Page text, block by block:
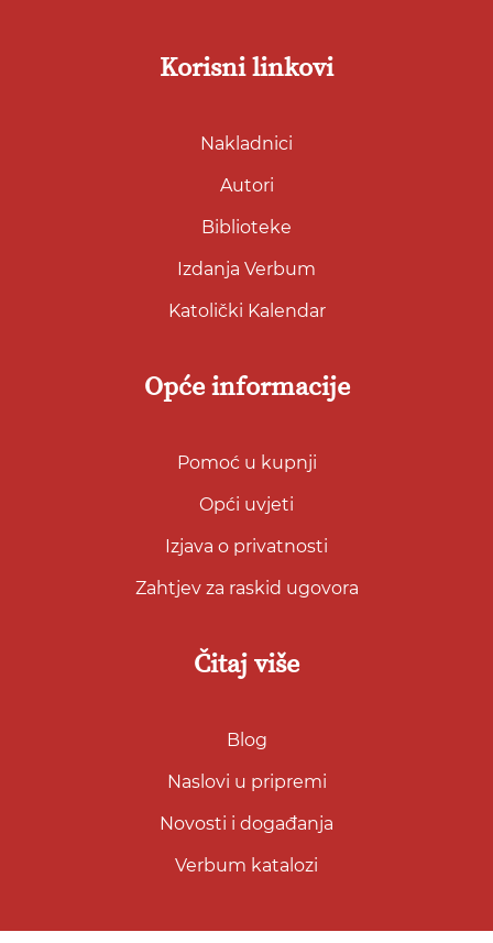
Korisni linkovi
Nakladnici
Autori
Biblioteke
Izdanja Verbum
Katolički Kalendar
Opće informacije
Pomoć u kupnji
Opći uvjeti
Izjava o privatnosti
Zahtjev za raskid ugovora
Čitaj više
Blog
Naslovi u pripremi
Novosti i događanja
Verbum katalozi